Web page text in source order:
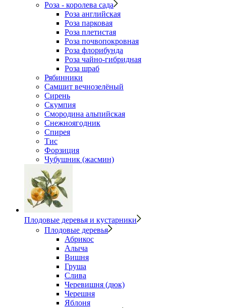
Роза - королева сада
Роза английская
Роза парковая
Роза плетистая
Роза почвопокровная
Роза флорибунда
Роза чайно-гибридная
Роза шраб
Рябинники
Самшит вечнозелёный
Сирень
Скумпия
Смородина альпийская
Снежноягодник
Спирея
Тис
Форзиция
Чубушник (жасмин)
Плодовые деревья и кустарники
Плодовые деревья
Абрикос
Алыча
Вишня
Груша
Слива
Черевишня (дюк)
Черешня
Яблоня